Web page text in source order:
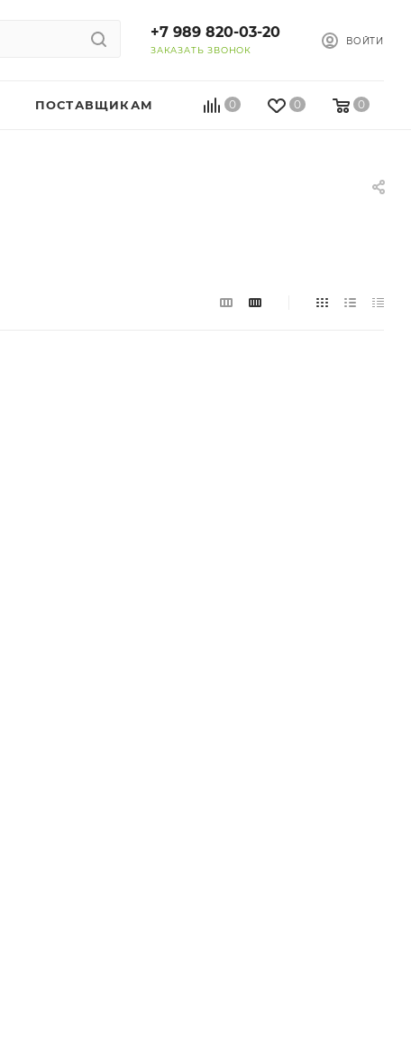
+7 989 820-03-20
ЗАКАЗАТЬ ЗВОНОК
ВОЙТИ
0 0 0
ПОСТАВЩИКАМ